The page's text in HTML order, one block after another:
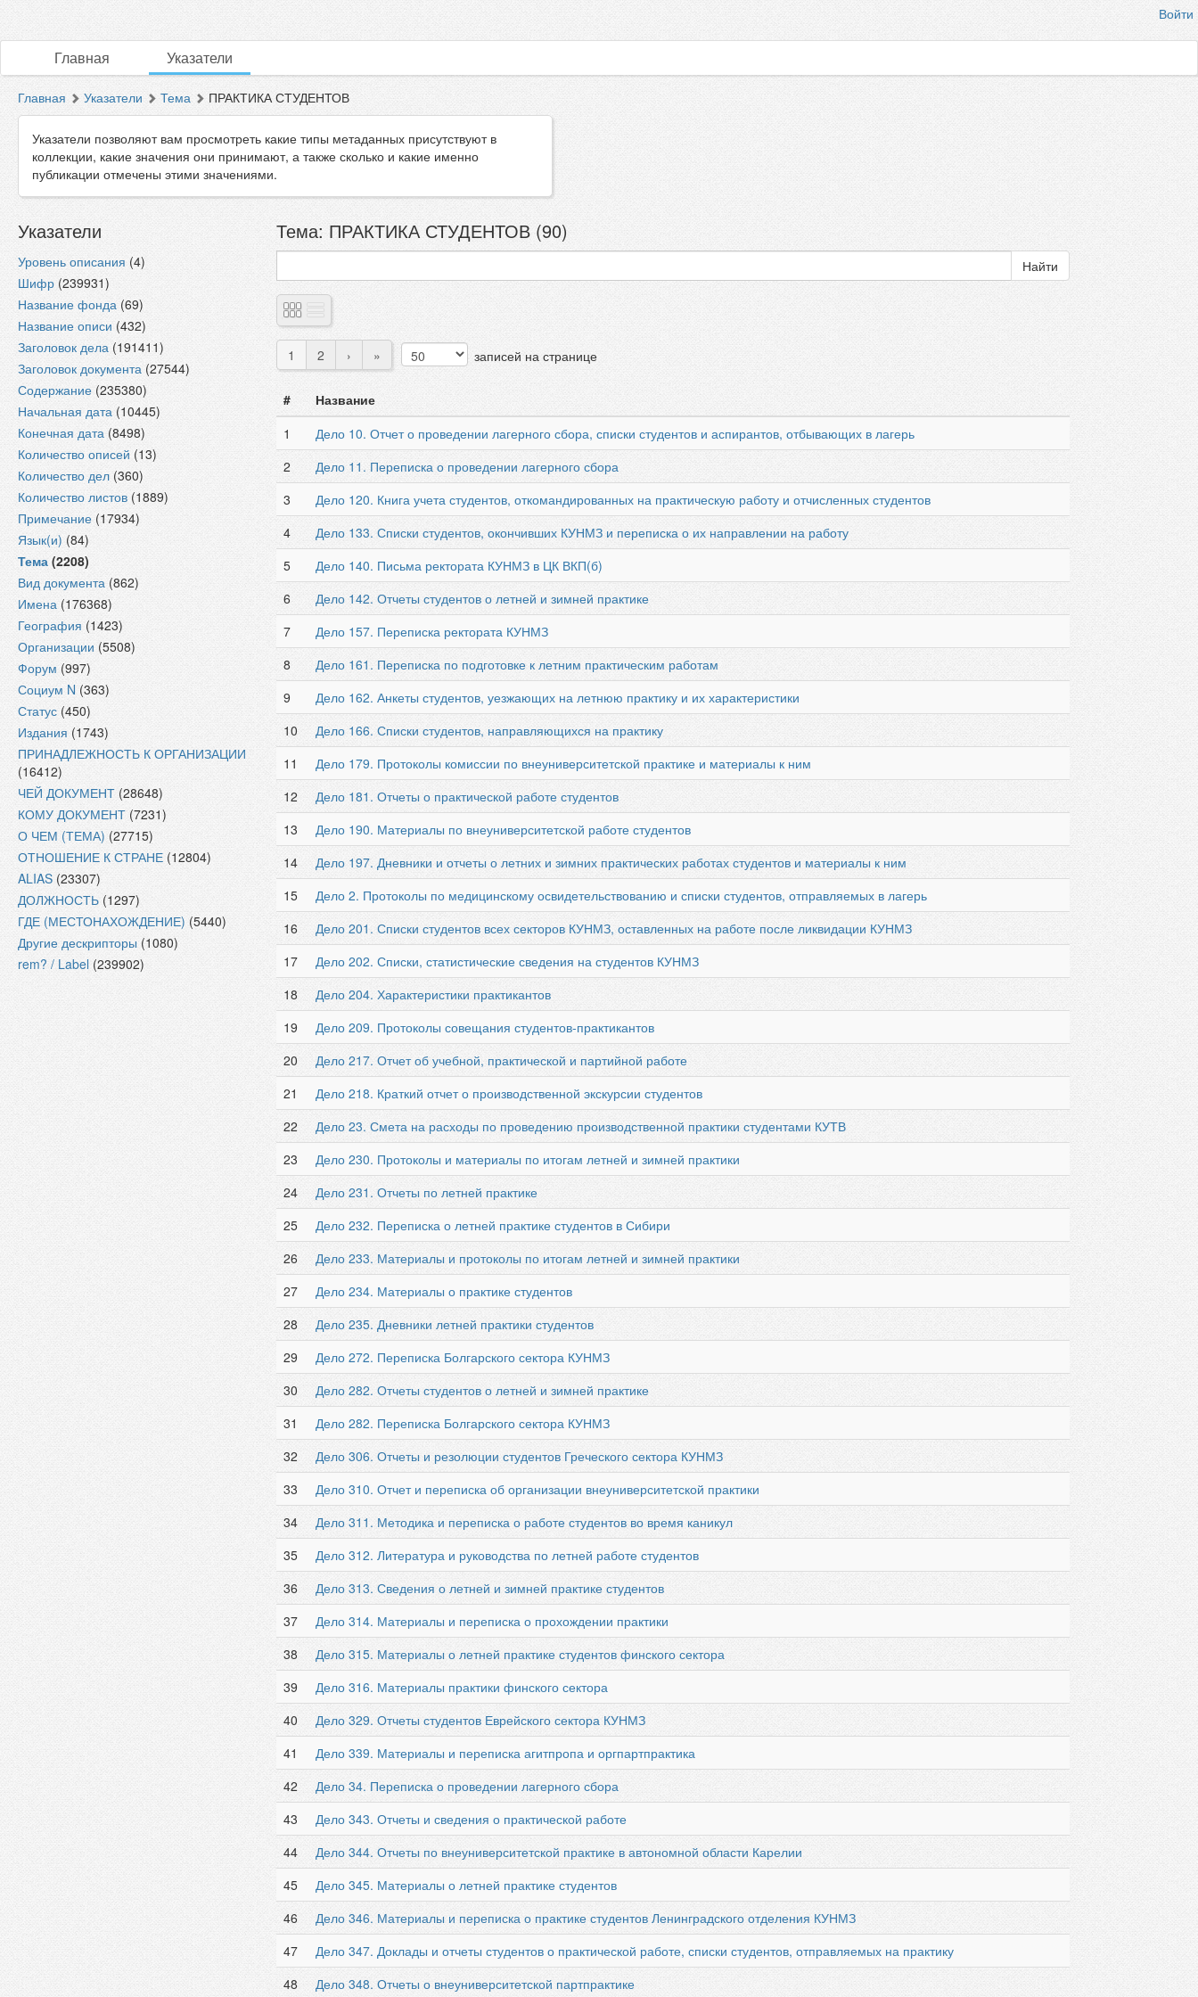
Войти
Главная Указатели
Главная Указатели Тема ПРАКТИКА СТУДЕНТОВ
Указатели позволяют вам просмотреть какие типы метаданных присутствуют в
коллекции, какие значения они принимают, а также сколько и какие именно
публикации отмечены этими значениями.
Указатели
Уровень описания (4)
Шифр (239931)
Название фонда (69)
Название описи (432)
Заголовок дела (191411)
Заголовок документа (27544)
Содержание (235380)
Начальная дата (10445)
Конечная дата (8498)
Количество описей (13)
Количество дел (360)
Количество листов (1889)
Примечание (17934)
Язык(и) (84)
Тема (2208)
Вид документа (862)
Имена (176368)
География (1423)
Организации (5508)
Форум (997)
Социум N (363)
Статус (450)
Издания (1743)
ПРИНАДЛЕЖНОСТЬ К ОРГАНИЗАЦИИ
(16412)
ЧЕЙ ДОКУМЕНТ (28648)
КОМУ ДОКУМЕНТ (7231)
О ЧЕМ (ТЕМА) (27715)
ОТНОШЕНИЕ К СТРАНЕ (12804)
ALIAS (23307)
ДОЛЖНОСТЬ (1297)
ГДЕ (МЕСТОНАХОЖДЕНИЕ) (5440)
Другие дескрипторы (1080)
rem? / Label (239902)
Тема: ПРАКТИКА СТУДЕНТОВ (90)
1 2 › » записей на странице
#
Название
1
Дело 10. Отчет о проведении лагерного сбора, списки студентов и аспирантов, отбывающих в лагерь
2
Дело 11. Переписка о проведении лагерного сбора
3
Дело 120. Книга учета студентов, откомандированных на практическую работу и отчисленных студентов
4
Дело 133. Списки студентов, окончивших КУНМЗ и переписка о их направлении на работу
5
Дело 140. Письма ректората КУНМЗ в ЦК ВКП(б)
6
Дело 142. Отчеты студентов о летней и зимней практике
7
Дело 157. Переписка ректората КУНМЗ
8
Дело 161. Переписка по подготовке к летним практическим работам
9
Дело 162. Анкеты студентов, уезжающих на летнюю практику и их характеристики
10
Дело 166. Списки студентов, направляющихся на практику
11
Дело 179. Протоколы комиссии по внеуниверситетской практике и материалы к ним
12
Дело 181. Отчеты о практической работе студентов
13
Дело 190. Материалы по внеуниверситетской работе студентов
14
Дело 197. Дневники и отчеты о летних и зимних практических работах студентов и материалы к ним
15
Дело 2. Протоколы по медицинскому освидетельствованию и списки студентов, отправляемых в лагерь
16
Дело 201. Списки студентов всех секторов КУНМЗ, оставленных на работе после ликвидации КУНМЗ
17
Дело 202. Списки, статистические сведения на студентов КУНМЗ
18
Дело 204. Характеристики практикантов
19
Дело 209. Протоколы совещания студентов-практикантов
20
Дело 217. Отчет об учебной, практической и партийной работе
21
Дело 218. Краткий отчет о производственной экскурсии студентов
22
Дело 23. Смета на расходы по проведению производственной практики студентами КУТВ
23
Дело 230. Протоколы и материалы по итогам летней и зимней практики
24
Дело 231. Отчеты по летней практике
25
Дело 232. Переписка о летней практике студентов в Сибири
26
Дело 233. Материалы и протоколы по итогам летней и зимней практики
27
Дело 234. Материалы о практике студентов
28
Дело 235. Дневники летней практики студентов
29
Дело 272. Переписка Болгарского сектора КУНМЗ
30
Дело 282. Отчеты студентов о летней и зимней практике
31
Дело 282. Переписка Болгарского сектора КУНМЗ
32
Дело 306. Отчеты и резолюции студентов Греческого сектора КУНМЗ
33
Дело 310. Отчет и переписка об организации внеуниверситетской практики
34
Дело 311. Методика и переписка о работе студентов во время каникул
35
Дело 312. Литература и руководства по летней работе студентов
36
Дело 313. Сведения о летней и зимней практике студентов
37
Дело 314. Материалы и переписка о прохождении практики
38
Дело 315. Материалы о летней практике студентов финского сектора
39
Дело 316. Материалы практики финского сектора
40
Дело 329. Отчеты студентов Еврейского сектора КУНМЗ
41
Дело 339. Материалы и переписка агитпропа и оргпартпрактика
42
Дело 34. Переписка о проведении лагерного сбора
43
Дело 343. Отчеты и сведения о практической работе
44
Дело 344. Отчеты по внеуниверситетской практике в автономной области Карелии
45
Дело 345. Материалы о летней практике студентов
46
Дело 346. Материалы и переписка о практике студентов Ленинградского отделения КУНМЗ
47
Дело 347. Доклады и отчеты студентов о практической работе, списки студентов, отправляемых на практику
48
Дело 348. Отчеты о внеуниверситетской партпрактике